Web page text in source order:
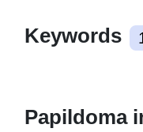
Keywords
Papildoma